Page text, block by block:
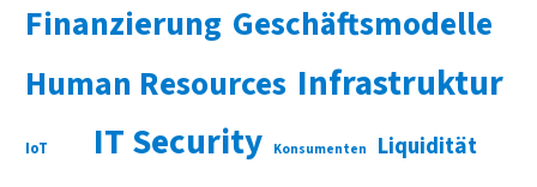
Finanzierung Geschäftsmodelle
Human Resources Infrastruktur
IoT IT Security Konsumenten Liquidität